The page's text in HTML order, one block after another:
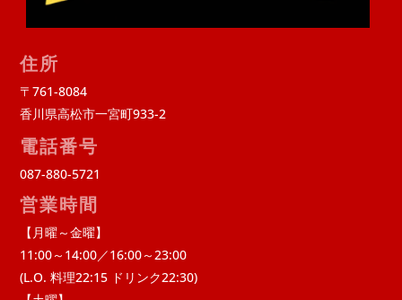
住所
〒761-8084
香川県高松市一宮町933-2
電話番号
087-880-5721
営業時間
【月曜～金曜】
11:00～14:00／16:00～23:00
(L.O. 料理22:15 ドリンク22:30)